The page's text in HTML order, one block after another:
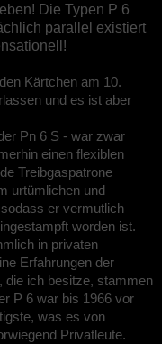
Die Typen P 6
parallel existiert
Kärtchen am 10.
und es ist aber
Pn 6 S - war zwar
einen flexiblen
Treibgaspatrone
urtümlichen und
er vermutlich
worden ist.
in privaten
Erfahrungen der
die ich besitze, stammen
P 6 war bis 1966 vor
was es von
Privatleute.